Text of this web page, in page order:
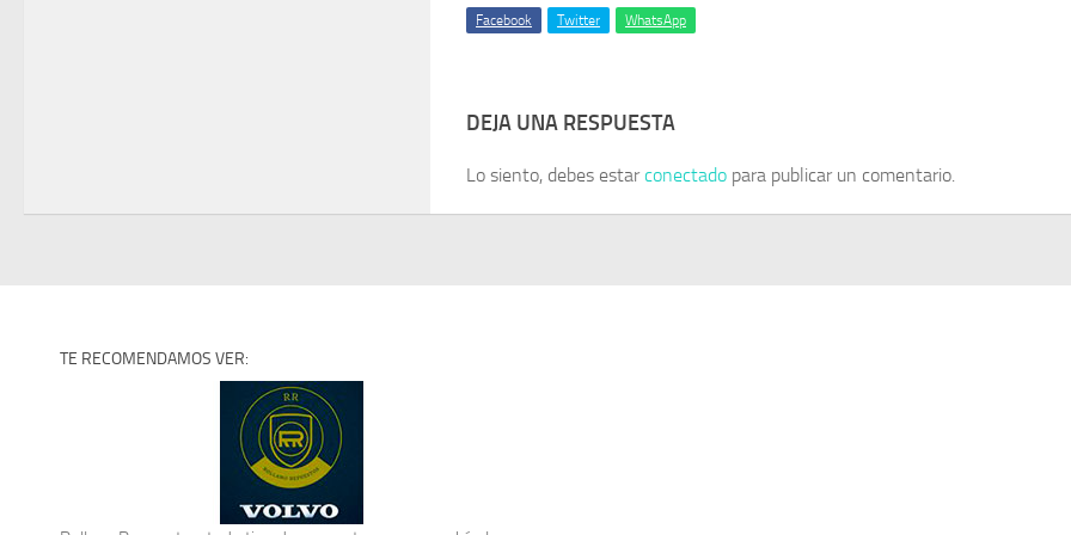
Facebook Twitter WhatsApp
DEJA UNA RESPUESTA
Lo siento, debes estarconectado para publicar un comentario.
TE RECOMENDAMOS VER: